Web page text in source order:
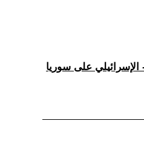
الإسرائيلي على سوريا